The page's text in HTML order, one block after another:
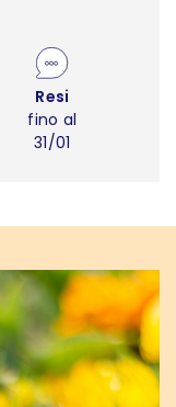
Resi
fino al
31/01